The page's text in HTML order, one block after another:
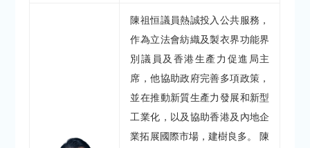
陳祖恒議員熱誠投入公共服務，
作為立法會紡織及製衣界功能界
別議員及香港生產力促進局主
席，他協助政府完善多項政策，
並在推動新質生產力發展和新型
工業化，以及協助香港及內地企
業拓展國際市場，建樹良多。 陳